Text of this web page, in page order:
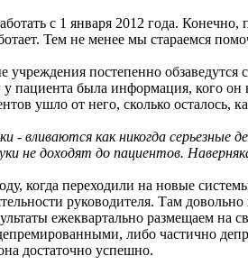
с 1 января 2012 года.
Тем не менее мы стараемся
учреждения постепенно
пациента была информация, кого
ушло от него, сколько осталось,
вливаются как никогда серьезные
не доходят до пациентов.
когда переходили на новые
руководителя. Там
ежеквартально размещаем
либо частично
достаточно успешно.